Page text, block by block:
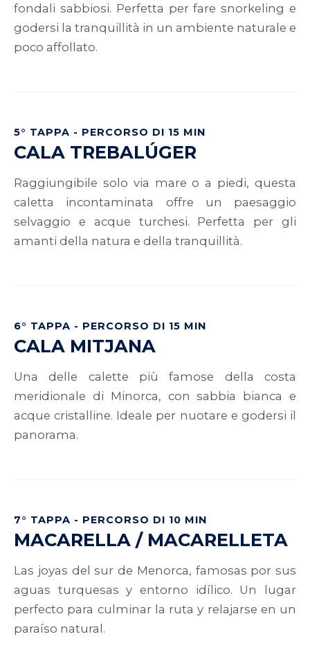
fondali sabbiosi. Perfetta per fare snorkeling e
godersi la tranquillità in un ambiente naturale e
poco affollato.
5° TAPPA - PERCORSO DI 15 MIN
CALA TREBALÚGER
Raggiungibile solo via mare o a piedi, questa
caletta incontaminata offre un paesaggio
selvaggio e acque turchesi. Perfetta per gli
amanti della natura e della tranquillità.
6° TAPPA - PERCORSO DI 15 MIN
CALA MITJANA
Una delle calette più famose della costa
meridionale di Minorca, con sabbia bianca e
acque cristalline. Ideale per nuotare e godersi il
panorama.
7° TAPPA - PERCORSO DI 10 MIN
MACARELLA / MACARELLETA
Las joyas del sur de Menorca, famosas por sus
aguas turquesas y entorno idílico. Un lugar
perfecto para culminar la ruta y relajarse en un
paraíso natural.